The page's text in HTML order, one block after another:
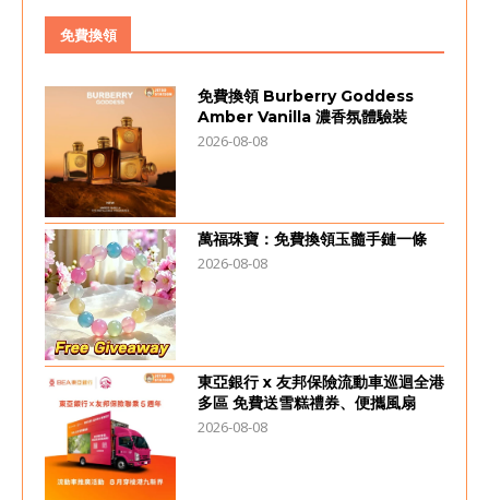
免費換領
免費換領 Burberry Goddess
Amber Vanilla 濃香氛體驗裝
2026-08-08
萬福珠寶：免費換領玉髓手鏈一條
2026-08-08
東亞銀行 x 友邦保險流動車巡迴全港
多區 免費送雪糕禮券、便攜風扇
2026-08-08